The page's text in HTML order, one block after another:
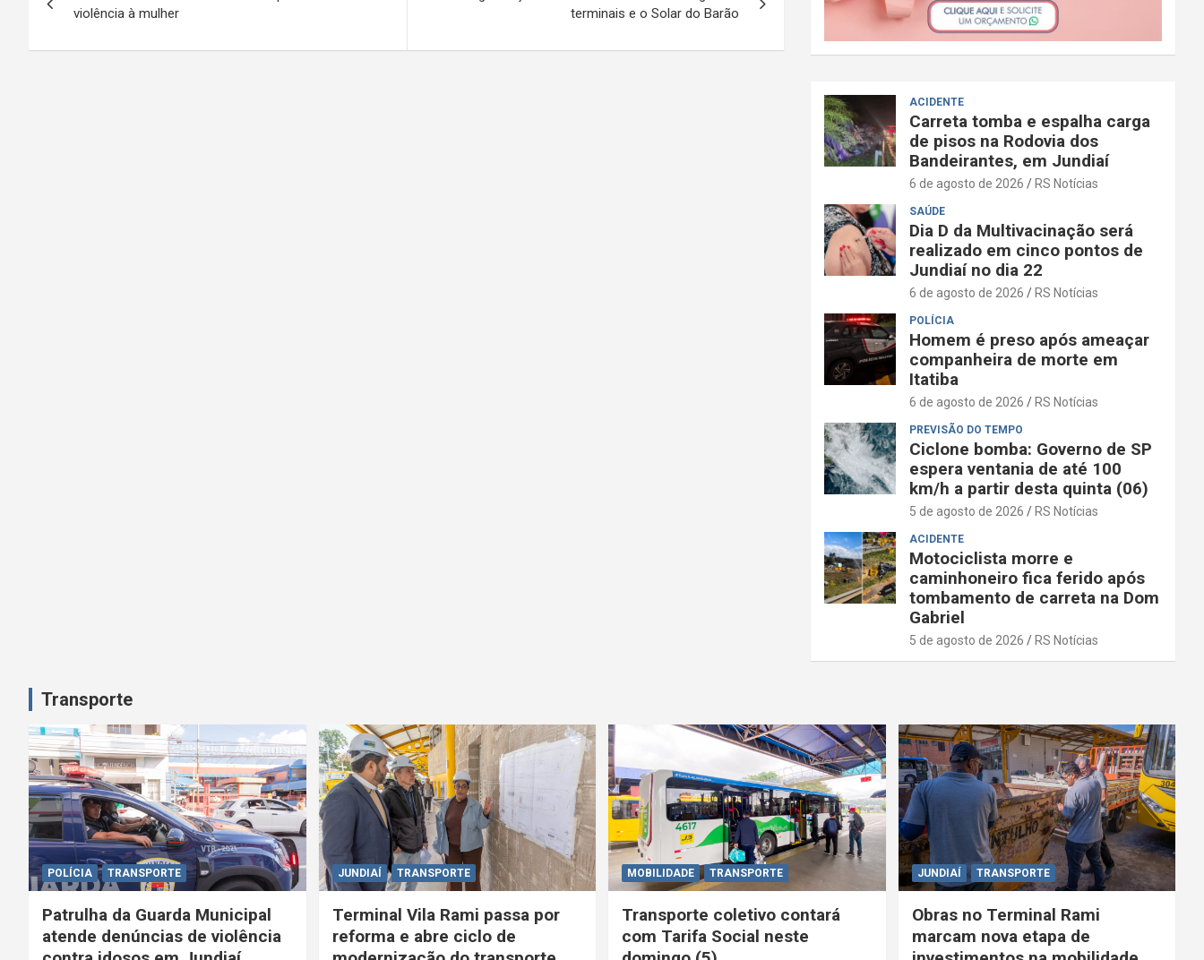
v
violência à mulher
terminais e o Solar do Barão
ACIDENTE
Carreta tomba e espalha carga
de pisos na Rodovia dos
Bandeirantes, em Jundiaí
6 de agosto de 2026 RS Notícias
SAÚDE
Dia D da Multivacinação será
realizado em cinco pontos de
Jundiaí no dia 22
6 de agosto de 2026 RS Notícias
POLÍCIA
Homem é preso após ameaçar
companheira de morte em
Itatiba
6 de agosto de 2026 RS Notícias
PREVISÃO DO TEMPO
Ciclone bomba: Governo de SP
espera ventania de até 100
km/h a partir desta quinta (06)
5 de agosto de 2026 RS Notícias
ACIDENTE
Motociclista morre e
caminhoneiro fica ferido após
tombamento de carreta na Dom
Gabriel
5 de agosto de 2026 RS Notícias
Transporte
POLÍCIA TRANSPORTE
Patrulha da Guarda Municipal
atende denúncias de violência
JUNDIAÍ TRANSPORTE
Terminal Vila Rami passa por
reforma e abre ciclo de
MOBILIDADE TRANSPORTE
Transporte coletivo contará
com Tarifa Social neste
JUNDIAÍ TRANSPORTE
Obras no Terminal Rami
marcam nova etapa de